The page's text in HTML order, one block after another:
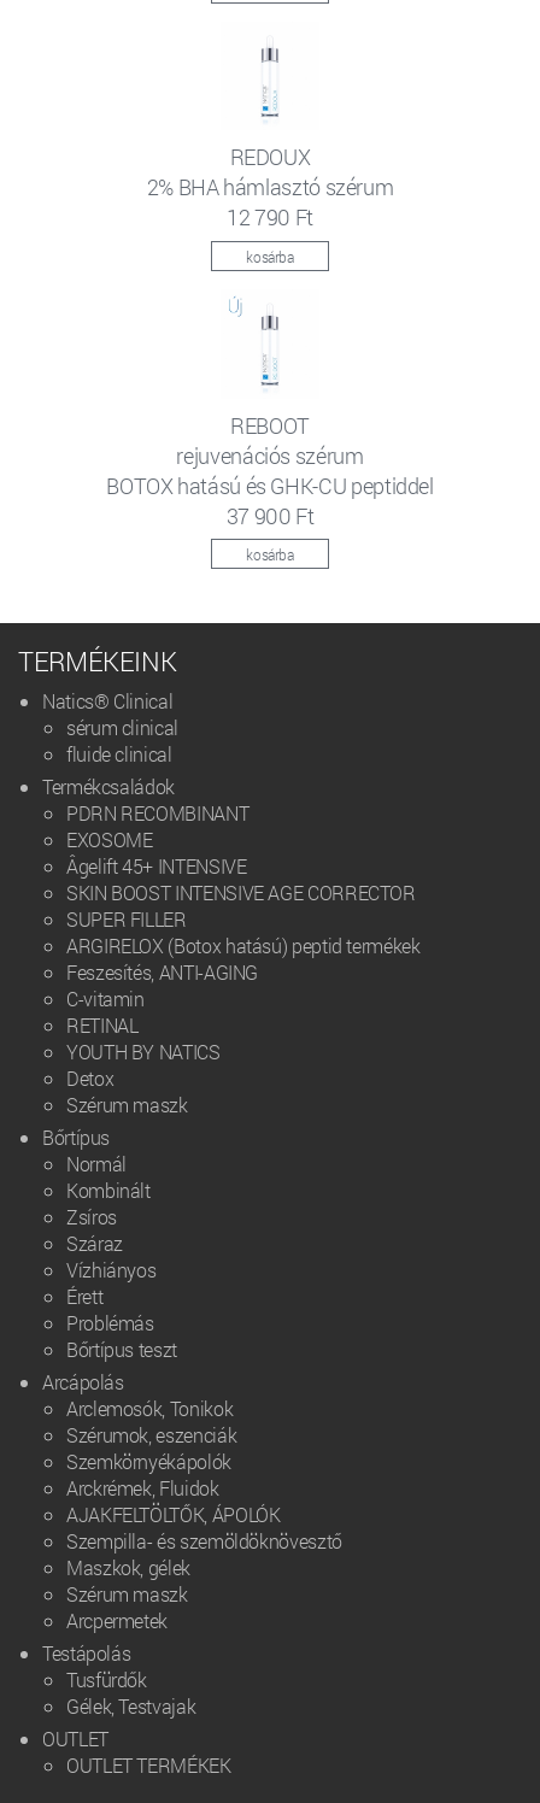
REDOUX
2% BHA hámlasztó szérum
12 790 Ft
kosárba
REBOOT
rejuvenációs szérum
BOTOX hatású és GHK-CU peptiddel
37 900 Ft
kosárba
TERMÉKEINK
Natics® Clinical
sérum clinical
fluide clinical
Termékcsaládok
PDRN RECOMBINANT
EXOSOME
Âgelift 45+ INTENSIVE
SKIN BOOST INTENSIVE AGE CORRECTOR
SUPER FILLER
ARGIRELOX (Botox hatású) peptid termékek
Feszesítés, ANTI-AGING
C-vitamin
RETINAL
YOUTH BY NATICS
Detox
Szérum maszk
Bőrtípus
Normál
Kombinált
Zsíros
Száraz
Vízhiányos
Érett
Problémás
Bőrtípus teszt
Arcápolás
Arclemosók, Tonikok
Szérumok, eszenciák
Szemkörnyékápolók
Arckrémek, Fluidok
AJAKFELTÖLTŐK, ÁPOLÓK
Szempilla- és szemöldöknövesztő
Maszkok, gélek
Szérum maszk
Arcpermetek
Testápolás
Tusfürdők
Gélek, Testvajak
OUTLET
OUTLET TERMÉKEK